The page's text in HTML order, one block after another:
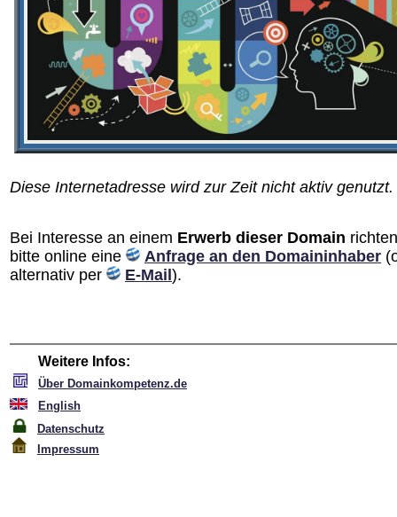
Diese Internetadresse wird zur Zeit nicht aktiv genutzt.
Bei Interesse an einem Erwerb dieser Domain
bitte online eine
Anfrage an den Domain­inhaber
alternativ per
E-Mail ).
Weitere Infos:
Über Domainkompetenz.de
English
Datenschutz
Impressum